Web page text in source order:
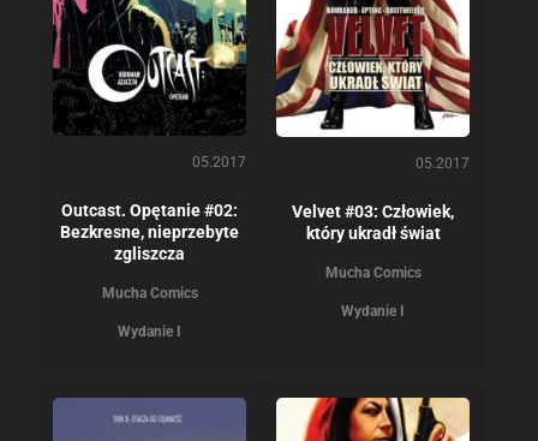
05.2017
Outcast. Opętanie #02:
Bezkresne, nieprzebyte
zgliszcza
Mucha Comics
Wydanie I
05.2017
Velvet #03: Człowiek,
który ukradł świat
Mucha Comics
Wydanie I